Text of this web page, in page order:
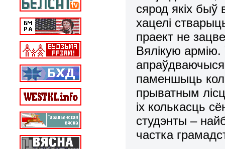
сярод якіх быў
хацелі
праект не
Вялікую армію.
апраўдваючыся
паменшыць
прыватным
іх колькасць
студэнты –
частка